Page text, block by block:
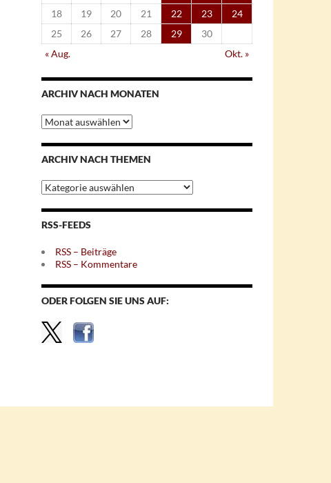
18
19 20 21 22 23
24
25
26 27 28 29
30
« Aug.
Okt. »
ARCHIV NACH MONATEN
Archiv
nach
Monaten
ARCHIV NACH THEMEN
Archiv
nach
Themen
RSS-FEEDS
RSS – Beiträge
RSS – Kommentare
ODER FOLGEN SIE UNS AUF: